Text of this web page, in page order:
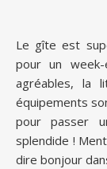
Le gîte est
pour un
agréables, la
équipements
pour passer
splendide !
dire bonjour